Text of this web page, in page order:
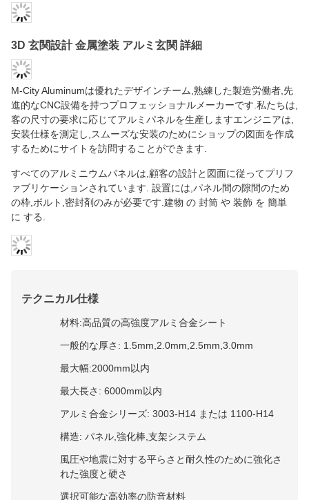
3D 玄関設計 金属塗装 アルミ玄関 詳細
M-City Aluminumは優れたデザインチーム,熟練した製造労働者,先
進的なCNC設備を持つプロフェッショナルメーカーです.私たちは,
客の尺寸の要求に応じてアルミパネルを生産しますエンジニアは,
安装仕様を測定し,スムーズな安装のためにショップの図面を作成
するためにサイトを訪問することができます.
すべてのアルミニウムパネルは,顧客の設計と図面に従ってプリフ
ァブリケーションされています. 設置には,パネル間の隙間のため
の枠,ボルト,密封剤のみが必要です.建物 の 封筒 や 装飾 を 簡単
に する.
材料:高品質の高強度アルミ合金シート
一般的な厚さ: 1.5mm,2.0mm,2.5mm,3.0mm
最大幅:2000mm以内
最大長さ: 6000mm以内
アルミ合金シリーズ: 3003-H14 または 1100-H14
構造: パネル,強化棒,支架システム
風圧や地震に対する平らさと耐久性のために強化さ
れた強度と硬さ
選択可能な高効率の防音材料